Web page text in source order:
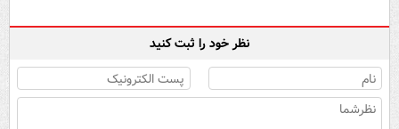
نظر خود را ثبت کنید